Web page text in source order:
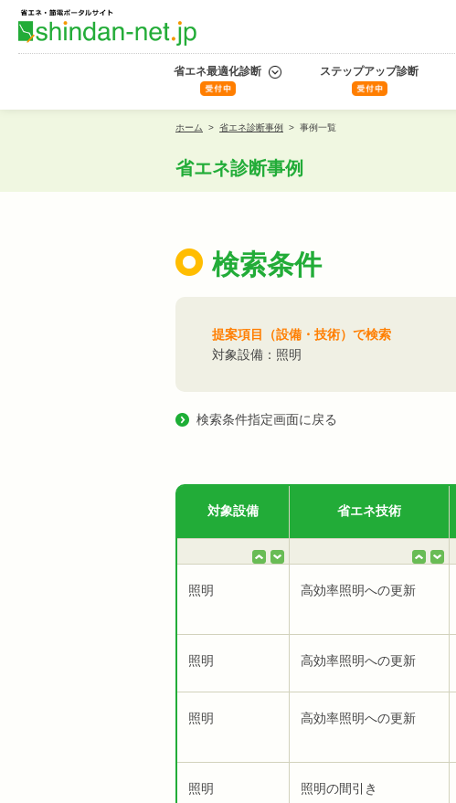
省エネ最適化診断 ステップアップ診断
ホーム > 省エネ診断事例 > 事例一覧
省エネ診断事例
検索条件
提案項目（設備・技術）で検索
対象設備：照明
検索条件指定画面に戻る
対象設備 省エネ技術
照明 高効率照明への更新
照明 高効率照明への更新
照明 高効率照明への更新
照明 照明の間引き